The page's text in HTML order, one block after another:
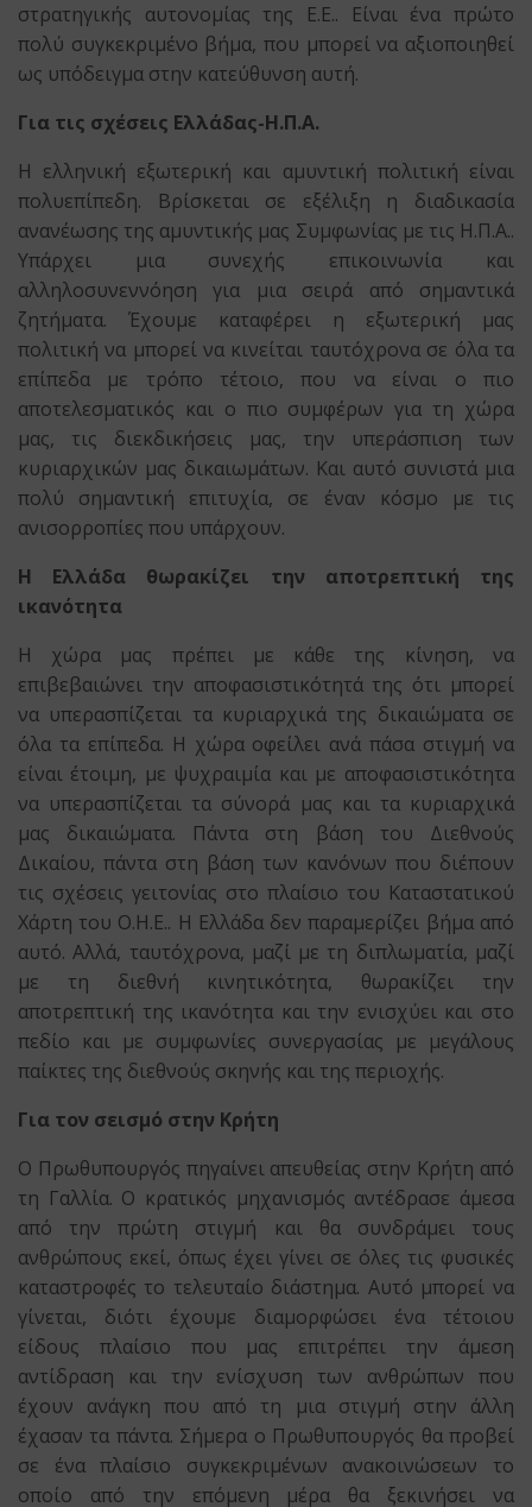
στρατηγικής αυτονομίας της Ε.Ε.. Είναι ένα πρώτο
πολύ συγκεκριμένο βήμα, που μπορεί να αξιοποιηθεί
ως υπόδειγμα στην κατεύθυνση αυτή.
Για τις σχέσεις Ελλάδας-Η.Π.Α.
Η ελληνική εξωτερική και αμυντική πολιτική είναι
πολυεπίπεδη. Βρίσκεται σε εξέλιξη η διαδικασία
ανανέωσης της αμυντικής μας Συμφωνίας με τις Η.Π.Α..
Υπάρχει μια συνεχής επικοινωνία και
αλληλοσυνεννόηση για μια σειρά από σημαντικά
ζητήματα. Έχουμε καταφέρει η εξωτερική μας
πολιτική να μπορεί να κινείται ταυτόχρονα σε όλα τα
επίπεδα με τρόπο τέτοιο, που να είναι ο πιο
αποτελεσματικός και ο πιο συμφέρων για τη χώρα
μας, τις διεκδικήσεις μας, την υπεράσπιση των
κυριαρχικών μας δικαιωμάτων. Και αυτό συνιστά μια
πολύ σημαντική επιτυχία, σε έναν κόσμο με τις
ανισορροπίες που υπάρχουν.
Η Ελλάδα θωρακίζει την αποτρεπτική της
ικανότητα
Η χώρα μας πρέπει με κάθε της κίνηση, να
επιβεβαιώνει την αποφασιστικότητά της ότι μπορεί
να υπερασπίζεται τα κυριαρχικά της δικαιώματα σε
όλα τα επίπεδα. Η χώρα οφείλει ανά πάσα στιγμή να
είναι έτοιμη, με ψυχραιμία και με αποφασιστικότητα
να υπερασπίζεται τα σύνορά μας και τα κυριαρχικά
μας δικαιώματα. Πάντα στη βάση του Διεθνούς
Δικαίου, πάντα στη βάση των κανόνων που διέπουν
τις σχέσεις γειτονίας στο πλαίσιο του Καταστατικού
Χάρτη του Ο.Η.Ε.. Η Ελλάδα δεν παραμερίζει βήμα από
αυτό. Αλλά, ταυτόχρονα, μαζί με τη διπλωματία, μαζί
με τη διεθνή κινητικότητα, θωρακίζει την
αποτρεπτική της ικανότητα και την ενισχύει και στο
πεδίο και με συμφωνίες συνεργασίας με μεγάλους
παίκτες της διεθνούς σκηνής και της περιοχής.
Για τον σεισμό στην Κρήτη
Ο Πρωθυπουργός πηγαίνει απευθείας στην Κρήτη από
τη Γαλλία. Ο κρατικός μηχανισμός αντέδρασε άμεσα
από την πρώτη στιγμή και θα συνδράμει τους
ανθρώπους εκεί, όπως έχει γίνει σε όλες τις φυσικές
καταστροφές το τελευταίο διάστημα. Αυτό μπορεί να
γίνεται, διότι έχουμε διαμορφώσει ένα τέτοιου
είδους πλαίσιο που μας επιτρέπει την άμεση
αντίδραση και την ενίσχυση των ανθρώπων που
έχουν ανάγκη που από τη μια στιγμή στην άλλη
έχασαν τα πάντα. Σήμερα ο Πρωθυπουργός θα προβεί
σε ένα πλαίσιο συγκεκριμένων ανακοινώσεων το
οποίο από την επόμενη μέρα θα ξεκινήσει να